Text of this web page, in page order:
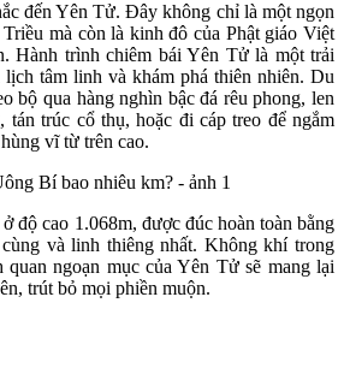
đến Yên Tử. Đây không chỉ là một ngọn
mà còn là kinh đô của Phật giáo Việt
Hành trình chiêm bái Yên Tử là một trải
tâm linh và khám phá thiên nhiên. Du
bộ qua hàng nghìn bậc đá rêu phong, len
trúc cổ thụ, hoặc đi cáp treo để ngắm
vĩ từ trên cao.
độ cao 1.068m, được đúc hoàn toàn bằng
và linh thiêng nhất. Không khí trong
quan ngoạn mục của Yên Tử sẽ mang lại
trút bỏ mọi phiền muộn.